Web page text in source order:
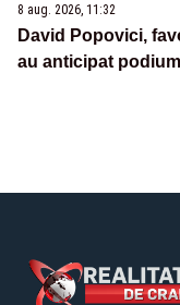
8 aug. 2026, 11:32
David Popovici,
au anticipat